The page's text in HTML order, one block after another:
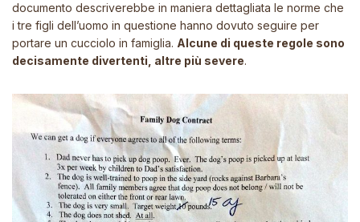
documento descriverebbe in maniera dettagliata le norme che
i tre figli dell’uomo in questione hanno dovuto seguire per
portare un cucciolo in famiglia. Alcune di queste regole sono
decisamente divertenti, altre più severe.